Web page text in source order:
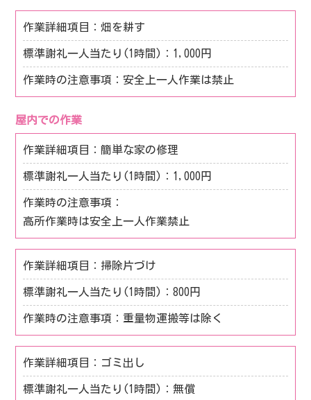
畑を耕す
1,000円
安全上一人作業は禁止
屋内での作業
簡単な家の修理
1,000円
高所作業時は安全上一人作業禁止
掃除片づけ
800円
重量物運搬等は除く
ゴミ出し
無償